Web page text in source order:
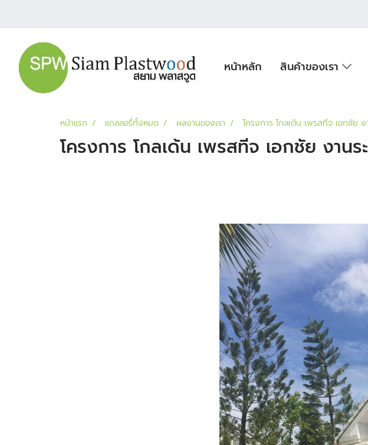
หน้าหลัก สินค้าของเรา
หน้าแรก แกลลอรี่ทั้งหมด ผลงานของเรา โครงการ โกลเด้น เพรสทีจ เอกชัย
โครงการ โกลเด้น เพรสทีจ เอกชัย งาน